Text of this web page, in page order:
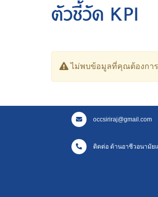
ตัวชี้วัด KPI
ไม่พบข้อมูลที่คุณต้องการ
occsiriraj@gmail.com
ติดต่อ ด้านอาชีวอนามัย